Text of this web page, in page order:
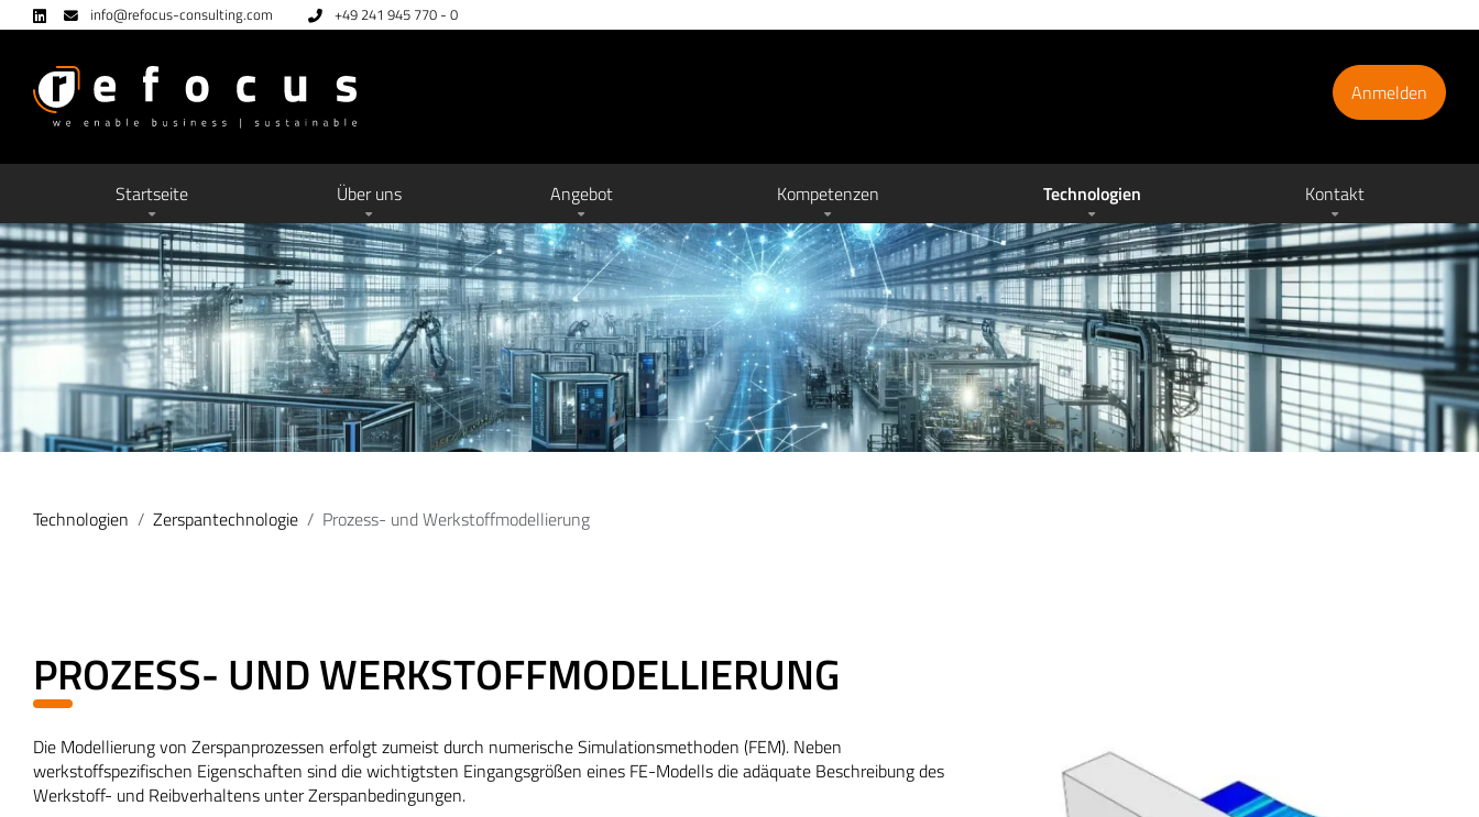
info@refocus-consulting.com +49 241 945 770 - 0
Anmelden
Startseite Über uns Angebot Kompetenzen Technologien Kontakt
Technologien Zerspantechnologie Prozess- und Werkstoffmodellierung
PROZESS- UND WERKSTOFFMODELLIERUNG
Die Modellierung von Zerspanprozessen erfolgt zumeist durch numerische Simulationsmethoden (FEM). Neben
werkstoffspezifischen Eigenschaften sind die wichtigtsten Eingangsgrößen eines FE-Modells die adäquate Beschreibung des
Werkstoff- und Reibverhaltens unter Zerspanbedingungen.